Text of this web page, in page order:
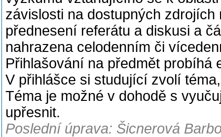
závislosti na dostupných
přednesení referátu a diskusi a
nahrazena celodenním či
Přihlašování na předmět probíhá
V přihlášce si studující zvolí
Téma je možné v dohodě s
upřesnit.
Poslední úprava: Šicnerová